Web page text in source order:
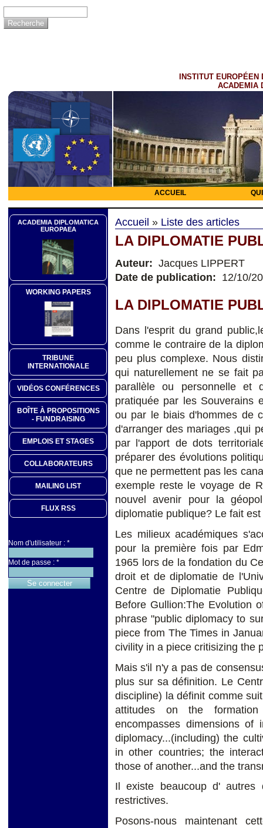
INSTITUT EUROPÉEN
ACADEMIA
ACCUEIL
ACADEMIA DIPLOMATICA
EUROPAEA
WORKING PAPERS
TRIBUNE
INTERNATIONALE
VIDÉOS CONFÉRENCES
BOÎTE À PROPOSITIONS
- FUNDRAISING
EMPLOIS ET STAGES
COLLABORATEURS
MAILING LIST
FLUX RSS
Nom d'utilisateur : *
Mot de passe : *
Accueil » Liste des articles
LA DIPLOMATIE
Auteur: Jacques LIPPERT
Date de publication: 12/10/
LA DIPLOMATIE
Dans l'esprit du grand
comme le contraire de la
peu plus complexe. Nous
qui naturellement ne se fait
parallèle ou personnelle et
pratiquée par les Souverains
ou par le biais d'hommes de
d'arranger des mariages ,qui
par l'apport de dots
préparer des évolutions
que ne permettent pas les
exemple reste le voyage de
nouvel avenir pour la
diplomatie publique? Le fait
Les milieux académiques
pour la première fois par
1965 lors de la fondation du
droit et de diplomatie de
Centre de Diplomatie
Before Gullion:The Evolution
phrase "public diplomacy to
piece from The Times in
civility in a piece critisizing the
Mais s'il n'y a pas de
plus sur sa définition. Le
discipline) la définit comme
attitudes on the
encompasses dimensions of
diplomacy...(including) the
in other countries; the
those of another...and the
Il existe beaucoup d' autres
restrictives.
Posons-nous maintenant